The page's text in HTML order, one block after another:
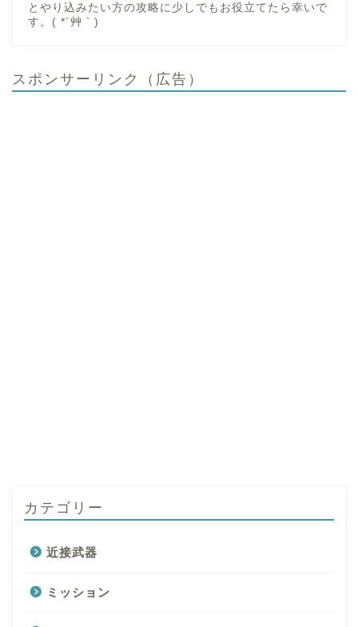
とやり込みたい方の攻略に少しでもお役立てたら幸いで
す。( *´艸｀)
スポンサーリンク（広告）
カテゴリー
近接武器
ミッション